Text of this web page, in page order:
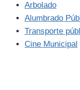
Arbolado
Alumbrado
Transporte
Cine Municipal